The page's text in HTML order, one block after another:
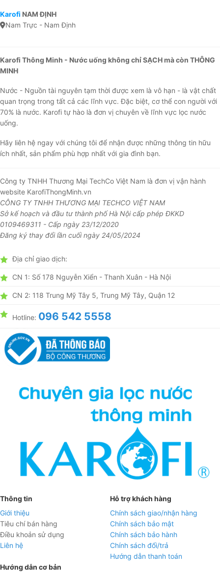
Karofi NAM ĐỊNH
Nam Trực - Nam Định
Karofi Thông Minh - Nước uống không chỉ SẠCH mà còn THÔNG
MINH
Nước - Nguồn tài nguyên tạm thời được xem là vô hạn - là vật chất
quan trọng trong tất cả các lĩnh vực. Đặc biệt, cơ thể con người với
70% là nước. Karofi tự hào là đơn vị chuyên về lĩnh vực lọc nước
uống.
Hãy liên hệ ngay với chúng tôi để nhận được những thông tin hữu
ích nhất, sản phẩm phù hợp nhất với gia đình bạn.
Công ty TNHH Thương Mại TechCo Việt Nam là đơn vị vận hành
website KarofiThongMinh.vn
CÔNG TY TNHH THƯƠNG MẠI TECHCO VIỆT NAM
Sở kế hoạch và đầu tư thành phố Hà Nội cấp phép ĐKKD
0109469311 - Cấp ngày 23/12/2020
Đăng ký thay đổi lần cuối ngày 24/05/2024
Địa chỉ giao dịch:
CN 1: Số 178 Nguyễn Xiển - Thanh Xuân - Hà Nội
CN 2: 118 Trung Mỹ Tây 5, Trung Mỹ Tây, Quận 12
Hotline: 096 542 5558
Thông tin
Giới thiệu
Tiêu chí bán hàng
Điều khoản sử dụng
Liên hệ
Hỗ trợ khách hàng
Chính sách giao/nhận hàng
Chính sách bảo mật
Chính sách bảo hành
Chính sách đổi/trả
Hướng dẫn thanh toán
Hướng dẫn cơ bản